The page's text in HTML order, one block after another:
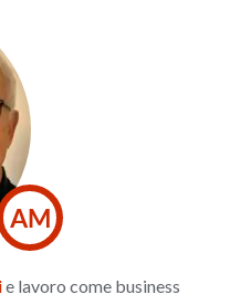
AM
e lavoro come business